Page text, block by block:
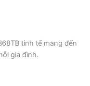
tinh tế mang đến
gia đình.